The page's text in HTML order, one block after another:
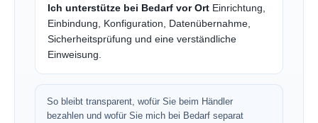
Ich unterstütze bei Bedarf vor Ort Einrichtung,
Einbindung, Konfiguration, Datenübernahme,
Sicherheitsprüfung und eine verständliche
Einweisung.
So bleibt transparent, wofür Sie beim Händler
bezahlen und wofür Sie mich bei Bedarf separat